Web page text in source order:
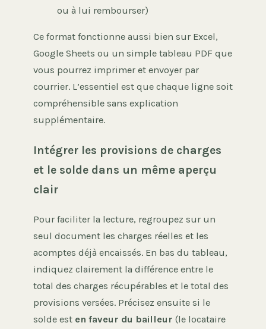
ou à lui rembourser)
Ce format fonctionne aussi bien sur Excel,
Google Sheets ou un simple tableau PDF que
vous pourrez imprimer et envoyer par
courrier. L’essentiel est que chaque ligne soit
compréhensible sans explication
supplémentaire.
Intégrer les provisions de charges
et le solde dans un même aperçu
clair
Pour faciliter la lecture, regroupez sur un
seul document les charges réelles et les
acomptes déjà encaissés. En bas du tableau,
indiquez clairement la différence entre le
total des charges récupérables et le total des
provisions versées. Précisez ensuite si le
solde est en faveur du bailleur (le locataire